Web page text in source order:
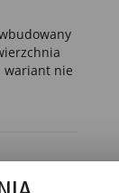
wariant nie